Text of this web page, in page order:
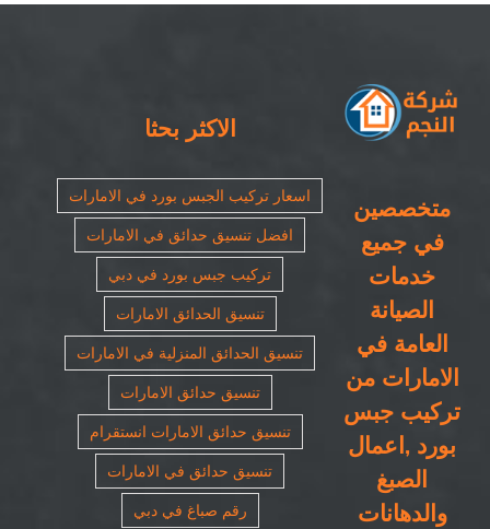
متخصصين
في جميع
خدمات
الصيانة
العامة في
الامارات من
تركيب جبس
بورد ,اعمال
الصبغ
والدهانات
الاكثر بحثا
اسعار تركيب الجبس بورد في الامارات
افضل تنسيق حدائق في الامارات
تركيب جبس بورد في دبي
تنسيق الحدائق الامارات
تنسيق الحدائق المنزلية في الامارات
تنسيق حدائق الامارات
تنسيق حدائق الامارات انستقرام
تنسيق حدائق في الامارات
رقم صباغ في دبي